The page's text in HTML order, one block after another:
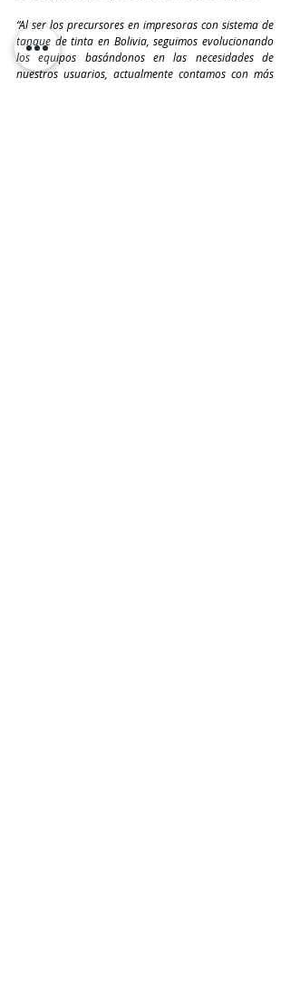
“Al ser los precursores en impresoras con sistema de
tanque de tinta en Bolivia, seguimos evolucionando
los equipos basándonos en las necesidades de
nuestros usuarios, actualmente contamos con más